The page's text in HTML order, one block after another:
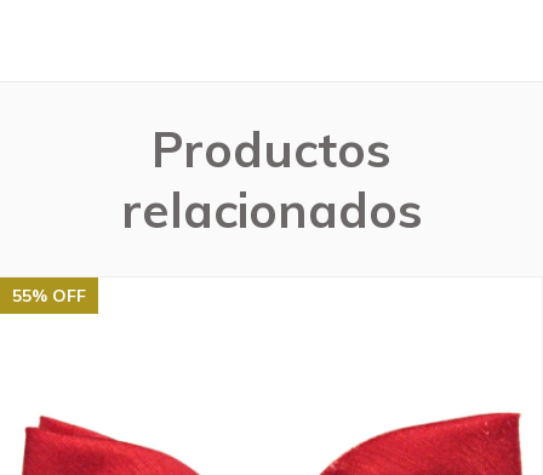
Productos
relacionados
55% OFF